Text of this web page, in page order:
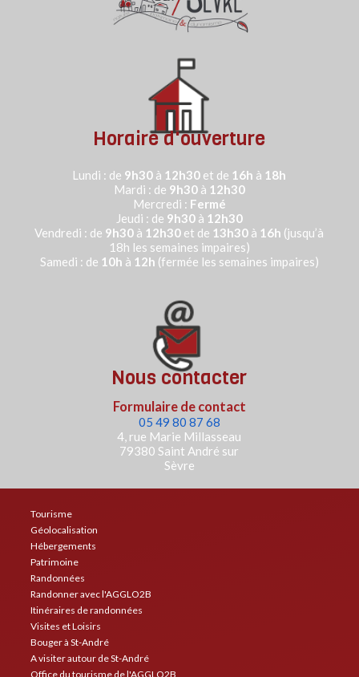
Horaire d'ouverture
Lundi : de 9h30 à 12h30 et de 16h à 18h
Mardi : de 9h30à 12h30
Mercredi : Fermé
Jeudi : de 9h30à 12h30
Vendredi : de 9h30 à 12h30 et de 13h30 à 16h (jusqu’à
18h les semaines impaires)
Samedi : de 10h à 12h (fermée les semaines impaires)
Nous contacter
Formulaire de contact
05 49 80 87 68
4, rue Marie Millasseau
79380 Saint André sur
Sèvre
Tourisme
Géolocalisation
Hébergements
Patrimoine
Randonnées
Randonner avec l'AGGLO2B
Itinéraires de randonnées
Visites et Loisirs
Bouger à St-André
A visiter autour de St-André
Office du tourisme de l'AGGLO2B